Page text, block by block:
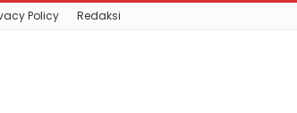
Policy Redaksi